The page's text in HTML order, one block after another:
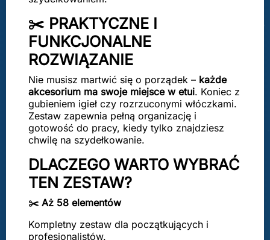
✂️ PRAKTYCZNE I
FUNKCJONALNE
ROZWIĄZANIE
Nie musisz martwić się o porządek – każde
akcesorium ma swoje miejsce w etui. Koniec z
gubieniem igieł czy rozrzuconymi włóczkami.
Zestaw zapewnia pełną organizację i
gotowość do pracy, kiedy tylko znajdziesz
chwilę na szydełkowanie.
DLACZEGO WARTO WYBRAĆ
TEN ZESTAW?
✂️ Aż 58 elementów
Kompletny zestaw dla początkujących i
profesjonalistów.